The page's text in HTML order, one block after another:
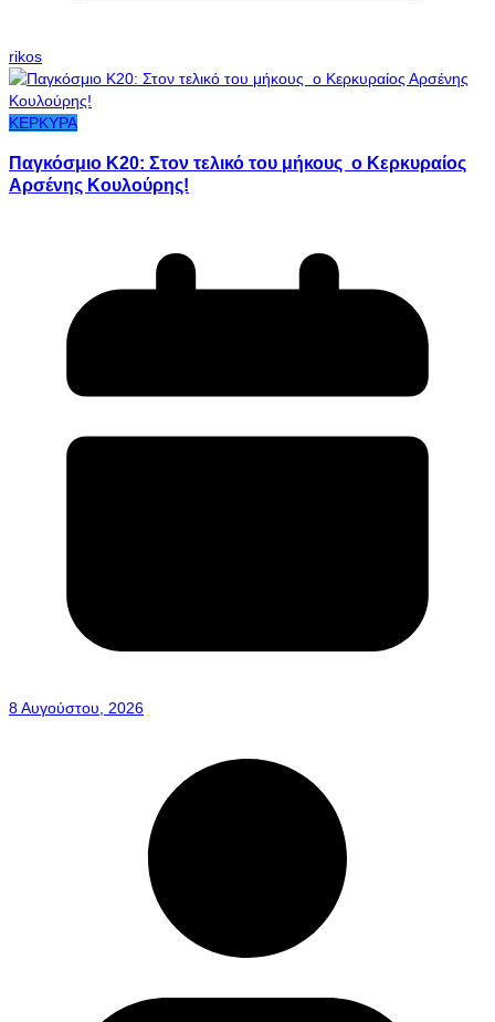
rikos
ΚΕΡΚΥΡΑ
Παγκόσμιο Κ20: Στον τελικό του μήκους ο Κερκυραίος
Αρσένης Κουλούρης!
8 Αυγούστου, 2026